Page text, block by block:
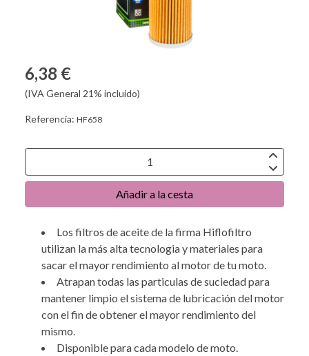
6,38 €
(IVA General 21% incluido)
Referencia: HF658
Añadir a la cesta
Los filtros de aceite de la firma Hiflofiltro
utilizan la más alta tecnologia y materiales para
sacar el mayor rendimiento al motor de tu moto.
Atrapan todas las particulas de suciedad para
mantener limpio el sistema de lubricación del motor
con el fin de obtener el mayor rendimiento del
mismo.
Disponible para cada modelo de moto.